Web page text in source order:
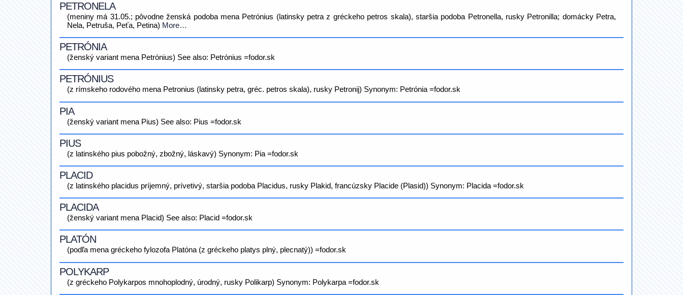
PETRONELA
(meniny má 31.05.; pôvodne ženská podoba mena Petrónius (latinsky petra z gréckeho petros skala), staršia podoba Petronella, rusky Petronilla; domácky Petra,
Nela, Petruša, Peťa, Petina) More…
PETRÓNIA
(ženský variant mena Petrónius) See also: Petrónius =fodor.sk
PETRÓNIUS
(z rímskeho rodového mena Petronius (latinsky petra, gréc. petros skala), rusky Petronij) Synonym: Petrónia =fodor.sk
PIA
(ženský variant mena Pius) See also: Pius =fodor.sk
PIUS
(z latinského pius pobožný, zbožný, láskavý) Synonym: Pia =fodor.sk
PLACID
(z latinského placidus príjemný, prívetivý, staršia podoba Placidus, rusky Plakid, francúzsky Placide (Plasid)) Synonym: Placida =fodor.sk
PLACIDA
(ženský variant mena Placid) See also: Placid =fodor.sk
PLATÓN
(podľa mena gréckeho fylozofa Platóna (z gréckeho platys plný, plecnatý)) =fodor.sk
POLYKARP
(z gréckeho Polykarpos mnohoplodný, úrodný, rusky Polikarp) Synonym: Polykarpa =fodor.sk